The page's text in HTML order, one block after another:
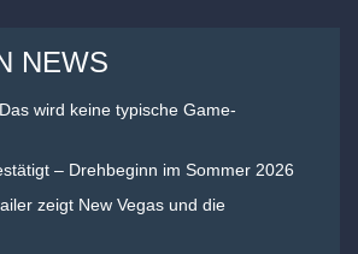
NEWS
wird keine typische Game-
– Drehbeginn im Sommer 2026
zeigt New Vegas und die